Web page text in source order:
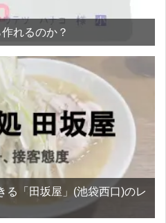
れるのか？
る「田坂屋」(池袋西口)のレ